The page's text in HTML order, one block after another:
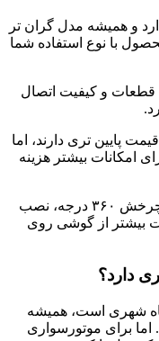
و همیشه مدل گران تر
با نوع استفاده شما
و کیفیت اتصال
پایین تری دارند، اما
امکانات بیشتر هزینه
ویژگی هایی مثل چرخش ۳۶۰ درجه، نصب
بیشتر از گوشی روی
دارد؟
شهری است، همیشه
اما برای موتورسواری